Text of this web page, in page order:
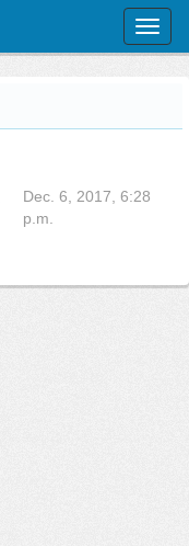
Dec. 6, 2017, 6:28
p.m.